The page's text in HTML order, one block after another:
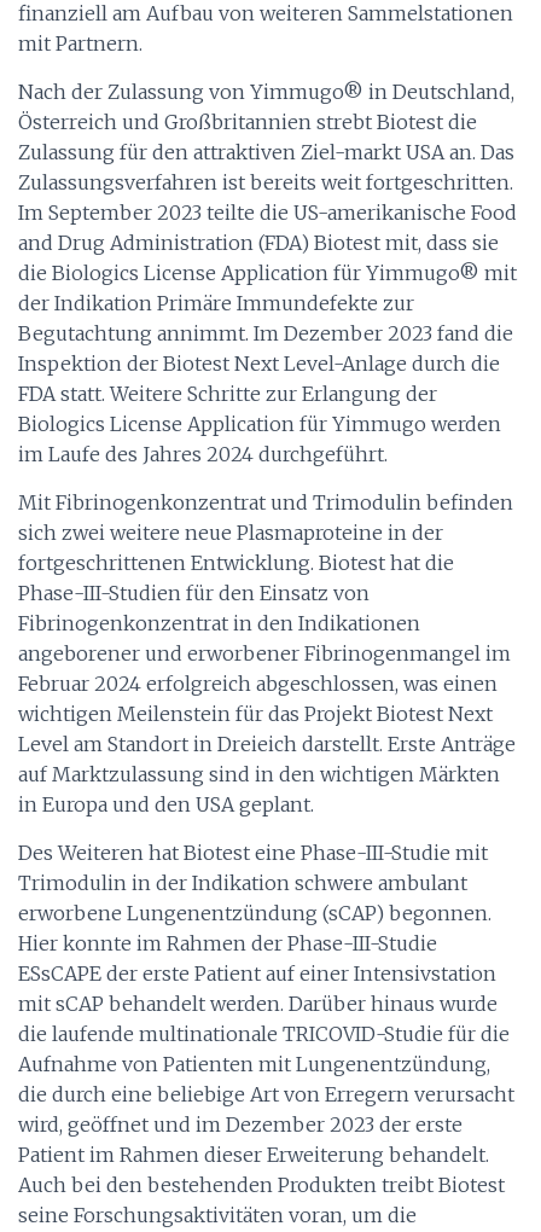
finanziell am Aufbau von weiteren Sammelstationen
mit Partnern.
Nach der Zulassung von Yimmugo® in Deutschland,
Österreich und Großbritannien strebt Biotest die
Zulassung für den attraktiven Ziel-markt USA an. Das
Zulassungsverfahren ist bereits weit fortgeschritten.
Im September 2023 teilte die US-amerikanische Food
and Drug Administration (FDA) Biotest mit, dass sie
die Biologics License Application für Yimmugo® mit
der Indikation Primäre Immundefekte zur
Begutachtung annimmt. Im Dezember 2023 fand die
Inspektion der Biotest Next Level-Anlage durch die
FDA statt. Weitere Schritte zur Erlangung der
Biologics License Application für Yimmugo werden
im Laufe des Jahres 2024 durchgeführt.
Mit Fibrinogenkonzentrat und Trimodulin befinden
sich zwei weitere neue Plasmaproteine in der
fortgeschrittenen Entwicklung. Biotest hat die
Phase-III-Studien für den Einsatz von
Fibrinogenkonzentrat in den Indikationen
angeborener und erworbener Fibrinogenmangel im
Februar 2024 erfolgreich abgeschlossen, was einen
wichtigen Meilenstein für das Projekt Biotest Next
Level am Standort in Dreieich darstellt. Erste Anträge
auf Marktzulassung sind in den wichtigen Märkten
in Europa und den USA geplant.
Des Weiteren hat Biotest eine Phase-III-Studie mit
Trimodulin in der Indikation schwere ambulant
erworbene Lungenentzündung (sCAP) begonnen.
Hier konnte im Rahmen der Phase-III-Studie
ESsCAPE der erste Patient auf einer Intensivstation
mit sCAP behandelt werden. Darüber hinaus wurde
die laufende multinationale TRICOVID-Studie für die
Aufnahme von Patienten mit Lungenentzündung,
die durch eine beliebige Art von Erregern verursacht
wird, geöffnet und im Dezember 2023 der erste
Patient im Rahmen dieser Erweiterung behandelt.
Auch bei den bestehenden Produkten treibt Biotest
seine Forschungsaktivitäten voran, um die